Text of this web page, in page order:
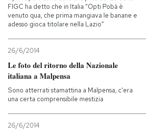
FIGC ha detto che in Italia "Opti Pobà è
venuto qua, che prima mangiava le banane e
adesso gioca titolare nella Lazio"
26/6/2014
Le foto del ritorno della Nazionale
italiana a Malpensa
Sono atterrati stamattina a Malpensa, c'era
una certa comprensibile mestizia
26/6/2014